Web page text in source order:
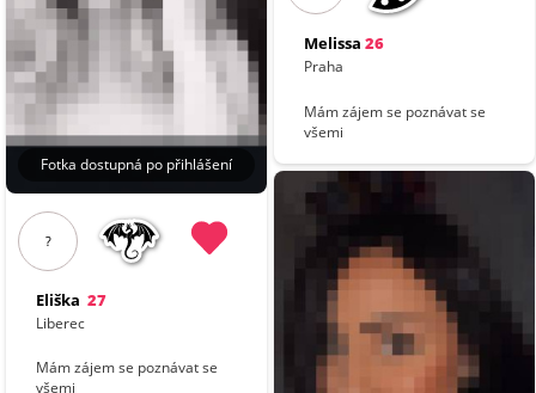
Fotka dostupná po přihlášení
?
Eliška 27
Liberec
Mám zájem se poznávat se
všemi
Melissa 26
Praha
Mám zájem se poznávat se
všemi